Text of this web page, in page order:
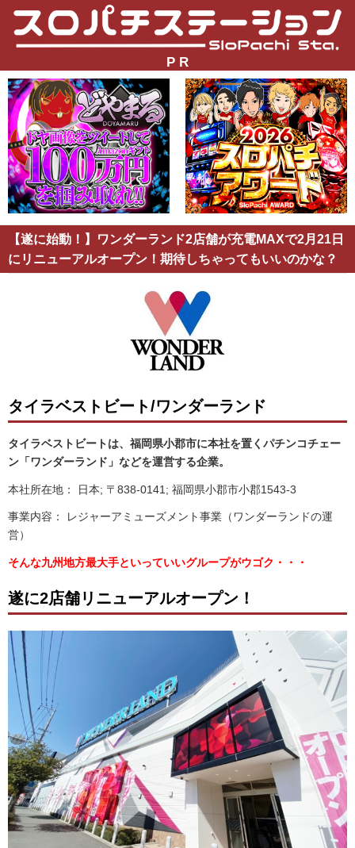
P R
【遂に始動！】ワンダーランド2店舗が充電MAXで2月21日
にリニューアルオープン！期待しちゃってもいいのかな？
タイラベストビート/ワンダーランド
タイラベストビートは、福岡県小郡市に本社を置くパチンコチェー
ン「ワンダーランド」などを運営する企業。
本社所在地： 日本; 〒838-0141; 福岡県小郡市小郡1543-3
事業内容： レジャーアミューズメント事業（ワンダーランドの運
営）
そんな九州地方最大手といっていいグループがウゴク・・・
遂に2店舗リニューアルオープン！